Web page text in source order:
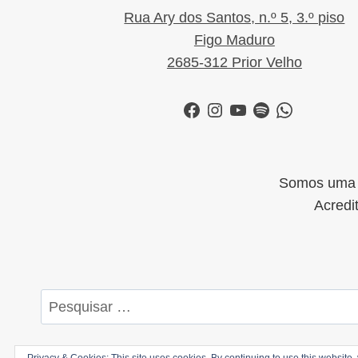
Rua Ary dos Santos, n.º 5, 3.º piso
Figo Maduro
2685-312 Prior Velho
Facebook
Instagram
YouTube
SpotifyWhatsApp
Somos
Pesquisar
por: